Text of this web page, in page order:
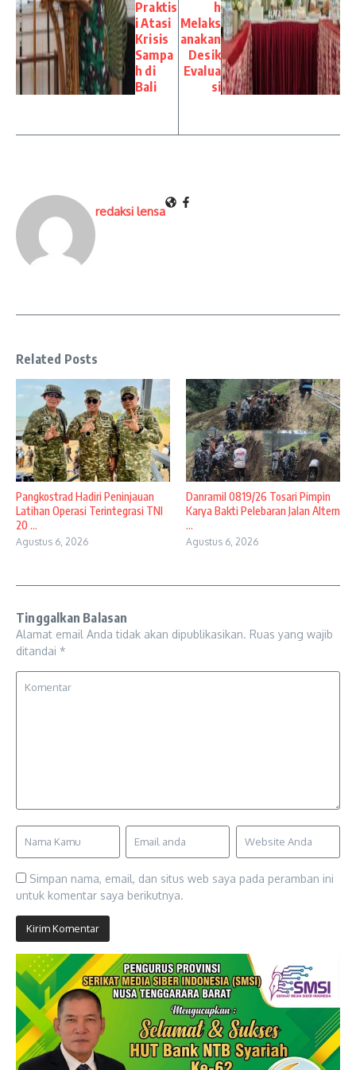
Praktis
i Atasi
Krisis
Sampa
h di
Bali
h
Melaks
anakan
Desik
Evalua
si
redaksi lensa
Related Posts
Pangkostrad Hadiri Peninjauan
Latihan Operasi Terintegrasi TNI
20 ...
Agustus 6, 2026
Danramil 0819/26 Tosari Pimpin
Karya Bakti Pelebaran Jalan Altern
...
Agustus 6, 2026
Tinggalkan Balasan
Alamat email Anda tidak akan dipublikasikan. Ruas yang wajib
ditandai *
Simpan nama, email, dan situs web saya pada peramban ini
untuk komentar saya berikutnya.